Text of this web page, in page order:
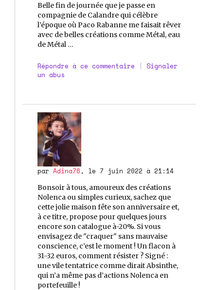
Belle fin de journée que je passe en
compagnie de Calandre qui célèbre
l’époque où Paco Rabanne me faisait rêver
avec de belles créations comme Métal, eau
de Métal …
Répondre à ce commentaire | Signaler
un abus
par Adina76 , le 7 juin 2022 à 21:14
Bonsoir à tous, amoureux des créations
Nolenca ou simples curieux, sachez que
cette jolie maison fête son anniversaire et,
à ce titre, propose pour quelques jours
encore son catalogue à-20%. Si vous
envisagez de "craquer" sans mauvaise
conscience, c’est le moment ! Un flacon à
31-32 euros, comment résister ? Signé :
une vile tentatrice comme dirait Absinthe,
qui n’a même pas d’actions Nolenca en
portefeuille !